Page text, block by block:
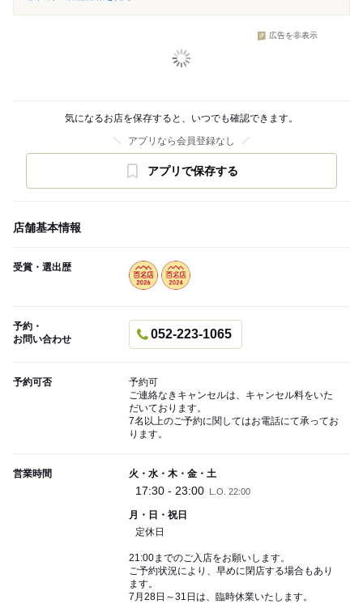
広告を非表示
気になるお店を保存すると、いつでも確認できます。
アプリなら会員登録なし
アプリで保存する
店舗基本情報
受賞・選出歴
予約・
お問い合わせ
052-223-1065
予約可否
予約可
ご連絡なきキャンセルは、キャンセル料をいた
だいております。
7名以上のご予約に関してはお電話にて承ってお
ります。
営業時間 火・水・木・金・土
17:30 - 23:00 L.O. 22:00
月・日・祝日
定休日
21:00までのご入店をお願いします。
ご予約状況により、早めに閉店する場合もあり
ます。
7月28日～31日は、臨時休業いたします。